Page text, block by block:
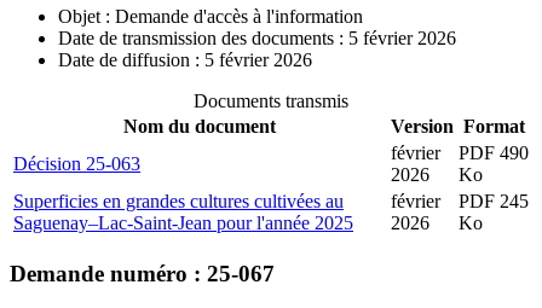
Objet : Demande d'accès à l'information
Date de transmission des documents : 5 février 2026
Date de diffusion : 5 février 2026
Documents transmis
Nom du document
Version Format
Décision 25-063
février
2026
PDF 490
Ko
Superficies en grandes cultures cultivées au
Saguenay–Lac-Saint-Jean pour l'année 2025
février
2026
PDF 245
Ko
Demande numéro : 25-067